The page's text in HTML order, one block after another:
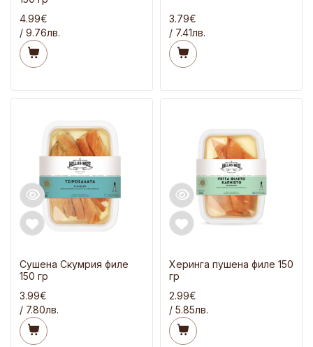
4.99€
/ 9.76лв.
3.79€
/ 7.41лв.
Сушена Скумрия филе
150 гр
3.99€
/ 7.80лв.
Херинга пушена филе 150
гр
2.99€
/ 5.85лв.